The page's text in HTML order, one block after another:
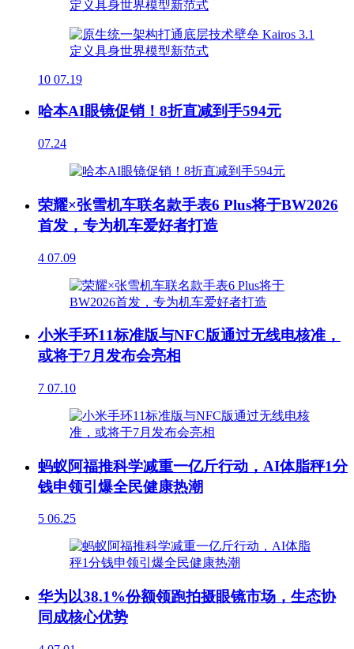
10 07.19
哈本AI眼镜促销！8折直减到手594元
07.24
荣耀×张雪机车联名款手表6 Plus将于BW2026
首发，专为机车爱好者打造
4 07.09
小米手环11标准版与NFC版通过无线电核准，
或将于7月发布会亮相
7 07.10
蚂蚁阿福推科学减重一亿斤行动，AI体脂秤1分
钱申领引爆全民健康热潮
5 06.25
华为以38.1%份额领跑拍摄眼镜市场，生态协
同成核心优势